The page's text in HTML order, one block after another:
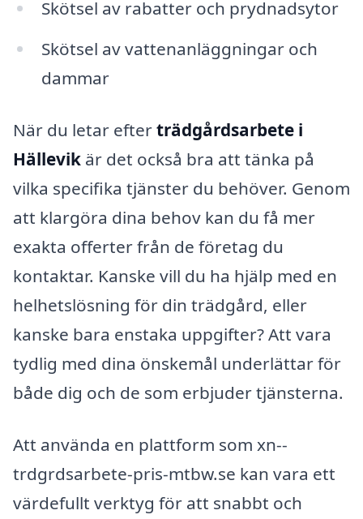
Skötsel av rabatter och prydnadsytor
Skötsel av vattenanläggningar och
dammar
När du letar efterträdgårdsarbete i
Hällevik är det också bra att tänka på
vilka specifika tjänster du behöver. Genom
att klargöra dina behov kan du få mer
exakta offerter från de företag du
kontaktar. Kanske vill du ha hjälp med en
helhetslösning för din trädgård, eller
kanske bara enstaka uppgifter? Att vara
tydlig med dina önskemål underlättar för
både dig och de som erbjuder tjänsterna.
Att använda en plattform som xn--
trdgrdsarbete-pris-mtbw.se kan vara ett
värdefullt verktyg för att snabbt och